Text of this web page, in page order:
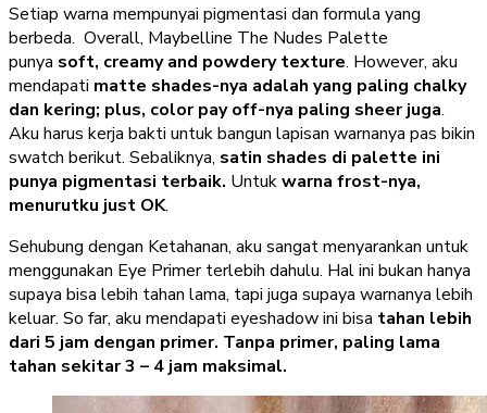
Setiap warna mempunyai pigmentasi dan formula yang
berbeda. Overall, Maybelline The Nudes Palette
punya soft, creamy and powdery texture. However, aku
mendapati matte shades-nya adalah yang paling chalky
dan kering; plus, color pay off-nya paling sheer juga.
Aku harus kerja bakti untuk bangun lapisan warnanya pas bikin
swatch berikut. Sebaliknya, satin shades di palette ini
punya pigmentasi terbaik. Untukwarna frost-nya,
menurutku just OK.
Sehubung dengan Ketahanan, aku sangat menyarankan untuk
menggunakan Eye Primer terlebih dahulu. Hal ini bukan hanya
supaya bisa lebih tahan lama, tapi juga supaya warnanya lebih
keluar. So far, aku mendapati eyeshadow ini bisa tahan lebih
dari 5 jam dengan primer. Tanpa primer, paling lama
tahan sekitar 3 – 4 jam maksimal.